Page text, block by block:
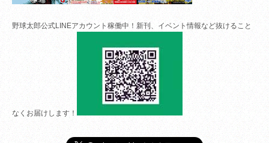
野球太郎公式LINEアカウント稼働中！新刊、イベント情報など抜けること
なくお届けします！